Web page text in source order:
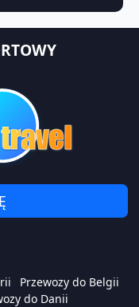
Przewozy do Belgii
do Danii